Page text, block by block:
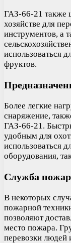
ГАЗ-66-21 также
хозяйстве для
инструментов, а
использоваться
фруктов.
Более легкие
снаряжение,
ГАЗ-66-21.
удобным для
использоваться
оборудования,
Служба
В некоторых
пожарной
позволяют
место пожара.
перевозки людей